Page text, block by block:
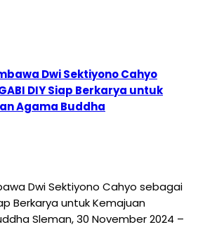
Dwi Sektiyono Cahyo
DIY Siap Berkarya untuk
Agama Buddha
Dwi Sektiyono Cahyo sebagai
Berkarya untuk Kemajuan
Sleman, 30 November 2024 –